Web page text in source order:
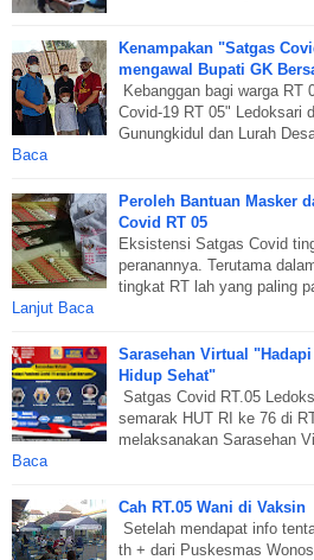
Kenampakan "Satgas
mengawal Bupati GK
Kebanggan bagi warga RT
Covid-19 RT 05" Ledoksari
Gunungkidul dan Lurah
Baca
Peroleh Bantuan Masker
Covid RT 05
Eksistensi Satgas Covid
peranannya. Terutama
tingkat RT lah yang paling
Lanjut Baca
Sarasehan Virtual
Hidup Sehat"
Satgas Covid RT.05
semarak HUT RI ke 76 di
melaksanakan Sarasehan
Baca
Cah RT.05 Wani di Vaksin
Setelah mendapat info
th + dari Puskesmas